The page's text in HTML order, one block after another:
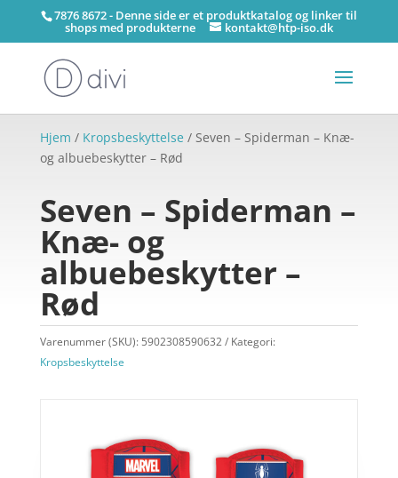
7876 8672 - Denne side er et produktkatalog og linker til
shops med produkterne kontakt@htp-iso.dk
Hjem / Kropsbeskyttelse / Seven – Spiderman – Knæ-
og albuebeskytter – Rød
Seven – Spiderman –
Knæ- og
albuebeskytter –
Rød
Varenummer (SKU): 5902308590632
Kategori:
Kropsbeskyttelse